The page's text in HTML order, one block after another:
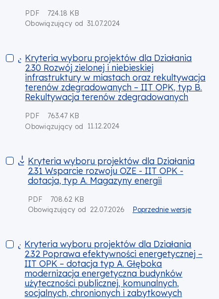
PDF
724.18 KB
Obowiązujący od 31.07.2024
Kryteria wyboru projektów dla Działania 2.30 Rozwój
Kryteria wyboru projektów dla Działania
2.30 Rozwój zielonej i niebieskiej
infrastruktury w miastach oraz rekultywacja
terenów zdegradowanych – IIT OPK, typ B.
Rekultywacja terenów zdegradowanych
PDF
763.47 KB
Obowiązujący od
11.12.2024
Kryteria wyboru projektów dla Działania 2.31 Wsparcie
Kryteria wyboru projektów dla Działania
2.31 Wsparcie rozwoju OZE - IIT OPK -
dotacja, typ A. Magazyny energii
PDF
708.62 KB
Obowiązujący od
22.07.2026 Poprzednie wersje
Kryteria wyboru projektów dla Działania 2.32 Poprawa
Kryteria wyboru projektów dla Działania
2.32 Poprawa efektywności energetycznej –
IIT OPK – dotacja typ A. Głęboka
modernizacja energetyczna budynków
użyteczności publicznej, komunalnych,
socjalnych, chronionych i zabytkowych